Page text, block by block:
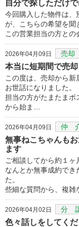
自分で探しただけ
今回購入した物件は、
が、こちらの希望を聞
この営業担当の方との
2026年04月09日 売却
本当に短期間で売
この度は、売却から
お世話になりました。
担当の方がたまたまポ
から始ま…
2026年04月09日 仲
無事ねこちゃんも
ます
ご相談してから約１
なんとか無事成約でき
た。
些細な質問から、複雑
2026年04月02日 分
色々話しをしてく